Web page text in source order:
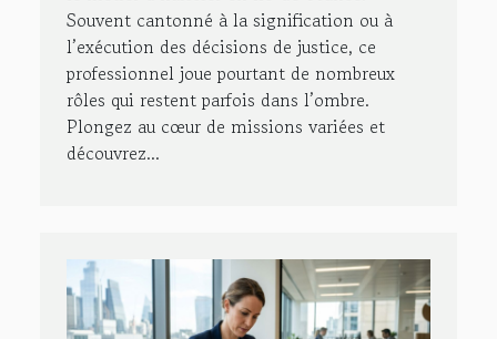
Souvent cantonné à la signification ou à
l’exécution des décisions de justice, ce
professionnel joue pourtant de nombreux
rôles qui restent parfois dans l’ombre.
Plongez au cœur de missions variées et
découvrez...